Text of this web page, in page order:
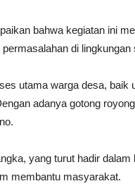
bahwa kegiatan ini
di lingkungan
utama warga desa,
adanya gotong
yang turut hadir
membantu masyarakat.